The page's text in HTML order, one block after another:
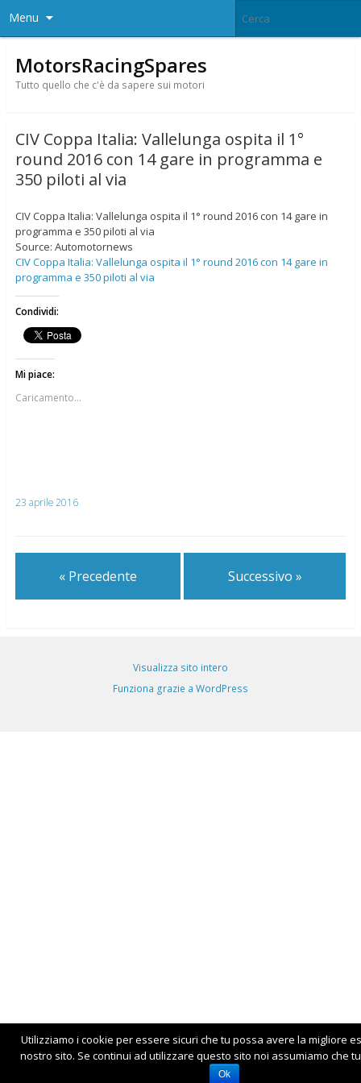
Menu
MotorsRacingSpares
Tutto quello che c'è da sapere sui motori
CIV Coppa Italia: Vallelunga ospita il 1°
round 2016 con 14 gare in programma e
350 piloti al via
CIV Coppa Italia: Vallelunga ospita il 1° round 2016 con 14 gare in
programma e 350 piloti al via
Source: Automotornews
CIV Coppa Italia: Vallelunga ospita il 1° round 2016 con 14 gare in
programma e 350 piloti al via
Condividi:
Mi piace:
Caricamento...
23 aprile 2016
« Precedente Successivo »
Visualizza sito intero
Funziona grazie a WordPress
Utilizziamo i cookie per essere sicuri che tu possa avere la migliore
nostro sito. Se continui ad utilizzare questo sito noi assumiamo che
Ok